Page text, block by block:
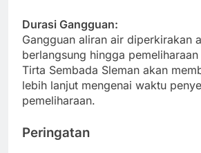
Durasi Gangguan:
Gangguan aliran air diperkirakan
berlangsung hingga pemeliharaan
Tirta Sembada Sleman akan
lebih lanjut mengenai waktu
pemeliharaan.
Peringatan